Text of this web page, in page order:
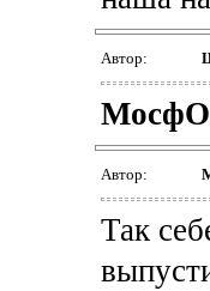
Автор:
Автор:
Так